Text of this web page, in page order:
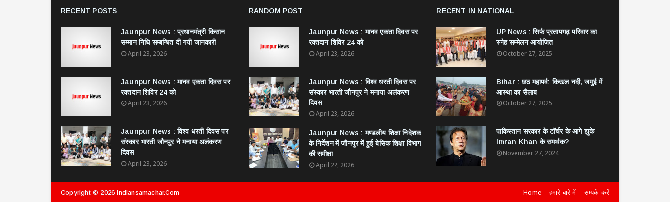
RECENT POSTS
Jaunpur News : ​प्रधानमंत्री किसान
सम्मान निधि सम्बन्धित दी गयी जानकारी
April 23, 2026
Jaunpur News : ​मानव एकता दिवस पर
रक्तदान शिविर 24 को
April 23, 2026
Jaunpur News : विश्व धरती दिवस पर
संस्कार भारती जौनपुर ने मनाया अलंकरण
दिवस
April 23, 2026
RANDOM POST
Jaunpur News : ​मानव एकता दिवस पर
रक्तदान शिविर 24 को
April 23, 2026
Jaunpur News : विश्व धरती दिवस पर
संस्कार भारती जौनपुर ने मनाया अलंकरण
दिवस
April 23, 2026
Jaunpur News : ​मण्डलीय शिक्षा निदेशक
के निर्देशन में जौनपुर में हुई बेसिक शिक्षा विभाग
की समीक्षा
April 22, 2026
RECENT IN NATIONAL
UP News : सिर्फ प्रतापगढ़ परिवार का
स्नेह सम्मेलन आयोजित
October 27, 2025
Bihar : छठ महापर्व: किऊल नदी, जमुई में
आस्था का सैलाब
October 27, 2025
​पाकिस्तान सरकार के टॉर्चर के आगे झुके
Imran Khan के समर्थक?
November 27, 2024
Copyright © 2026Indiansamachar.com Home हमारे बारे में सम्पर्क करें